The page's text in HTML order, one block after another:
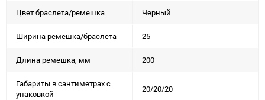
Цвет браслета/ремешка Черный
Ширина ремешка/браслета 25
Длина ремешка, мм 200
Габариты в сантиметрах с
упаковкой
20/20/20